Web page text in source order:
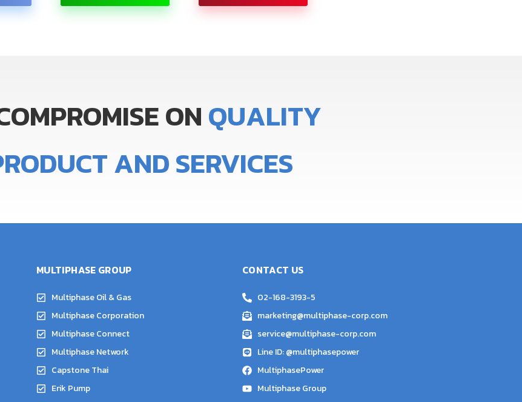
ONQUALITY
ANDSERVICES
MULTIPHASE GROUP
Multiphase Oil & Gas
Multiphase Corporation
Multiphase Connect
Multiphase Network
Capstone Thai
Erik Pump
CONTACT US
02-168-3193-5
marketing@multiphase-corp.com
service@multiphase-corp.com
Line ID: @multiphasepower
MultiphasePower
Multiphase Group